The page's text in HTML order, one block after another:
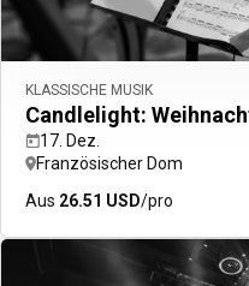
ALL Accor+ ibis
15% rabatt
das
ibis
Jetzt Anmelden
KLASSISCHE MUSIK
Candlelight:
17. Dez.
Französischer Dom
Aus 26.51 USD/pro